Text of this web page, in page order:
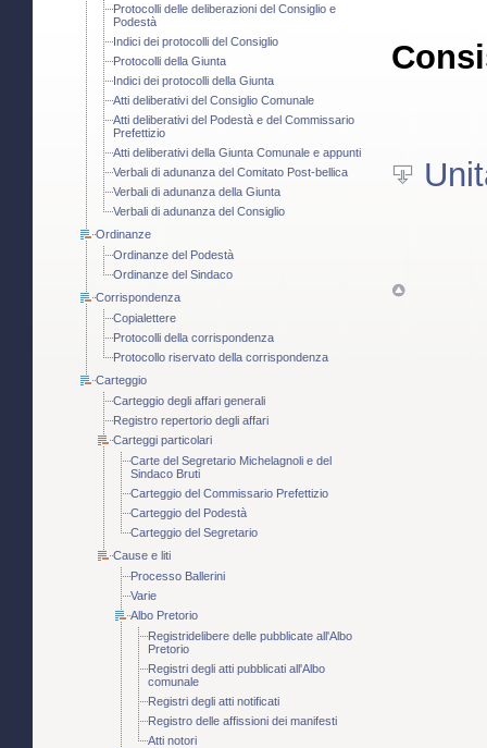
Protocolli delle deliberazioni del Consiglio e
Podestà
Indici dei protocolli del Consiglio
Protocolli della Giunta
Indici dei protocolli della Giunta
Atti deliberativi del Consiglio Comunale
Atti deliberativi del Podestà e del Commissario
Prefettizio
Atti deliberativi della Giunta Comunale e appunti
Verbali di adunanza del Comitato Post-bellica
Verbali di adunanza della Giunta
Verbali di adunanza del Consiglio
Ordinanze
Ordinanze del Podestà
Ordinanze del Sindaco
Corrispondenza
Copialettere
Protocolli della corrispondenza
Protocollo riservato della corrispondenza
Carteggio
Carteggio degli affari generali
Registro repertorio degli affari
Carteggi particolari
Carte del Segretario Michelagnoli e del
Sindaco Bruti
Carteggio del Commissario Prefettizio
Carteggio del Podestà
Carteggio del Segretario
Cause e liti
Processo Ballerini
Varie
Albo Pretorio
Registridelibere delle pubblicate all'Albo
Pretorio
Registri degli atti pubblicati all'Albo
comunale
Registri degli atti notificati
Registro delle affissioni dei manifesti
Atti notori